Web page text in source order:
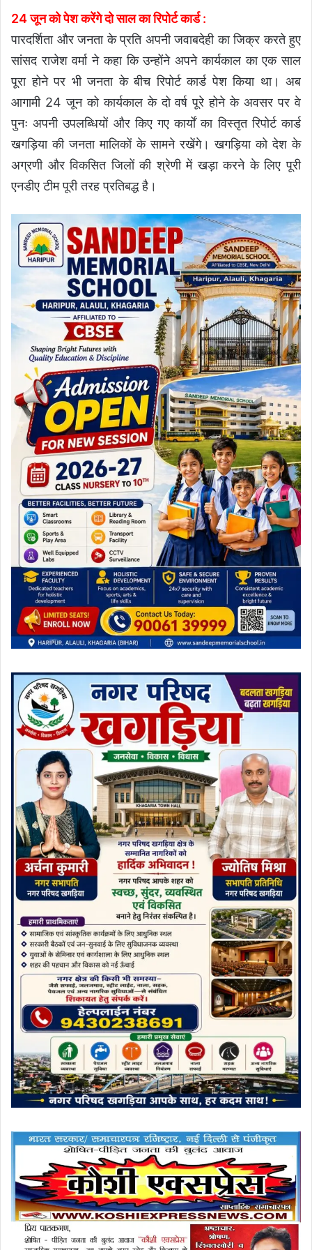
24 जून को पेश करेंगे दो साल का रिपोर्ट कार्ड :
पारदर्शिता और जनता के प्रति अपनी जवाबदेही का जिक्र करते हुए
सांसद राजेश वर्मा ने कहा कि उन्होंने अपने कार्यकाल का एक साल
पूरा होने पर भी जनता के बीच रिपोर्ट कार्ड पेश किया था। अब
आगामी 24 जून को कार्यकाल के दो वर्ष पूरे होने के अवसर पर वे
पुनः अपनी उपलब्धियों और किए गए कार्यों का विस्तृत रिपोर्ट कार्ड
खगड़िया की जनता मालिकों के सामने रखेंगे। खगड़िया को देश के
अग्रणी और विकसित जिलों की श्रेणी में खड़ा करने के लिए पूरी
एनडीए टीम पूरी तरह प्रतिबद्ध है।